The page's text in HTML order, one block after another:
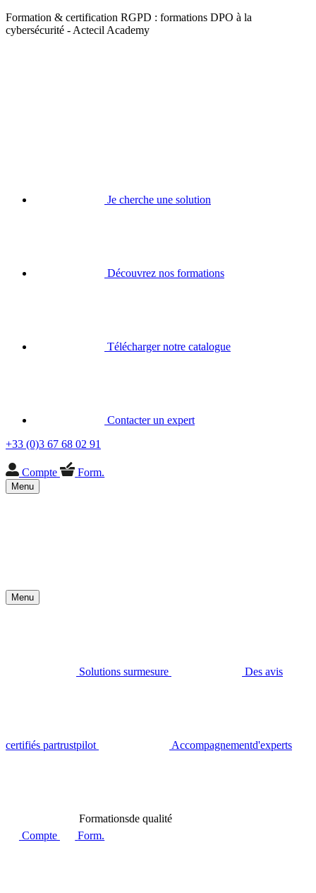
Formation & certification RGPD : formations DPO à la
cybersécurité - Actecil Academy
Je cherche une solution
Découvrez nos formations
Télécharger notre catalogue
Contacter un expert
+33 (0)3 67 68 02 91
Compte Form.
Menu
Menu
Solutions surmesure Des avis
certifiés partrustpilot Accompagnementd'experts
Formationsde qualité
Compte
Form.